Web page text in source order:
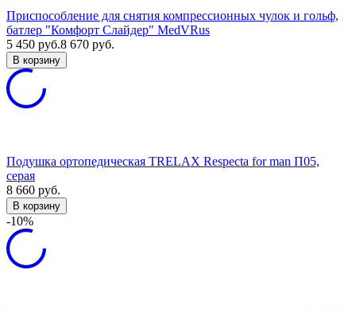
Приспособление для снятия компрессионных чулок и гольф,
батлер "Комфорт Слайдер" MedVRus
5 450 руб.8 670 руб.
В корзину
Подушка ортопедическая TRELAX Respecta for man П05,
серая
8 660 руб.
В корзину
-10%